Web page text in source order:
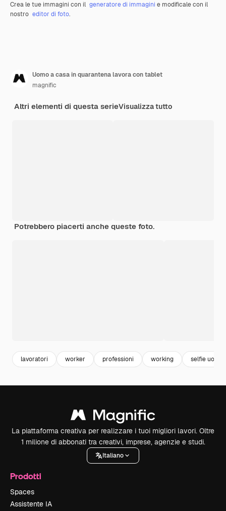
Crea le tue immagini con il generatore di immagini e modificale con il
nostro editor di foto.
Uomo a casa in quarantena lavora con tablet
magnific
Altri elementi di questa serieVisualizza tutto
Potrebbero piacerti anche queste foto.
lavoratori worker professioni working selfie uomo
La piattaforma creativa per realizzare i tuoi migliori lavori. Oltre
1 milione di abbonati tra creativi, imprese, agenzie e studi.
Italiano
Prodotti
Spaces
Assistente IA